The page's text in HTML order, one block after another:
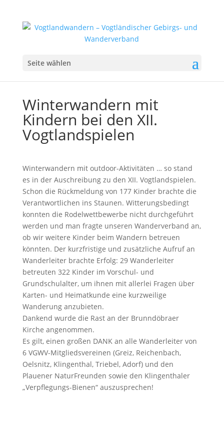
Seite wählen
Winterwandern mit
Kindern bei den XII.
Vogtlandspielen
Winterwandern mit outdoor-Aktivitäten … so stand
es in der Auschreibung zu den XII. Vogtlandspielen.
Schon die Rückmeldung von 177 Kinder brachte die
Verantwortlichen ins Staunen. Witterungsbedingt
konnten die Rodelwettbewerbe nicht durchgeführt
werden und man fragte unseren Wanderverband an,
ob wir weitere Kinder beim Wandern betreuen
könnten. Der kurzfristige und zusätzliche Aufruf an
Wanderleiter brachte Erfolg: 29 Wanderleiter
betreuten 322 Kinder im Vorschul- und
Grundschulalter, um ihnen mit allerlei Fragen über
Karten- und Heimatkunde eine kurzweilige
Wanderung anzubieten.
Dankend wurde die Rast an der Brunndöbraer
Kirche angenommen.
Es gilt, einen großen DANK an alle Wanderleiter von
6 VGWV-Mitgliedsvereinen (Greiz, Reichenbach,
Oelsnitz, Klingenthal, Triebel, Adorf) und den
Plauener NaturFreunden sowie den Klingenthaler
„Verpflegungs-Bienen“ auszusprechen!